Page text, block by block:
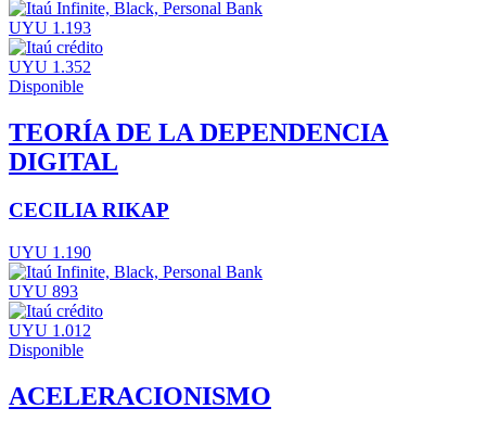
UYU 1.193
UYU 1.352
Disponible
TEORÍA DE LA DEPENDENCIA
DIGITAL
CECILIA RIKAP
UYU 1.190
UYU 893
UYU 1.012
Disponible
ACELERACIONISMO